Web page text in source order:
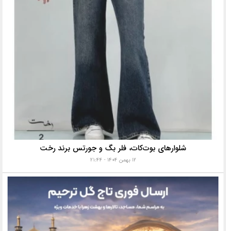
شلوارهای بوت‌کات، فلر بگ و جورتس برند رخت
۱۲ بهمن ۱۴۰۴ - ۲۱:۴۴